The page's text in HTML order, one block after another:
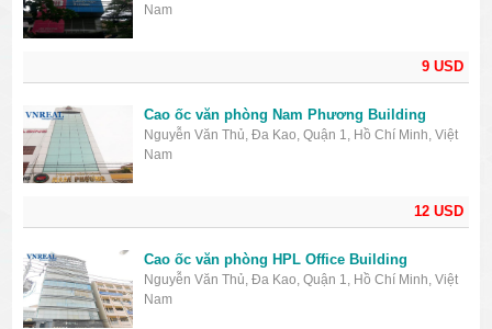
9 USD
Nam
12 USD
Cao ốc văn phòng Nam Phương Building
Nguyễn Văn Thủ, Đa Kao, Quận 1, Hồ Chí Minh, Việt
Nam
Cao ốc văn phòng HPL Office Building
Nguyễn Văn Thủ, Đa Kao, Quận 1, Hồ Chí Minh, Việt
Nam